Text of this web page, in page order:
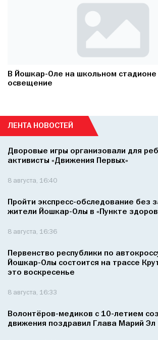
В Йошкар-Оле на школьном стадионе
освещение
ЛЕНТА НОВОСТЕЙ
Дворовые игры организовали для
активисты «Движения Первых»
8 августа, 16:40
Пройти экспресс-обследование без
жители Йошкар-Олы в «Пункте
8 августа, 16:36
Первенство республики по
Йошкар-Олы состоится на трассе
это воскресенье
8 августа, 16:33
Волонтёров-медиков с 10-летием
движения поздравил Глава Марий Эл